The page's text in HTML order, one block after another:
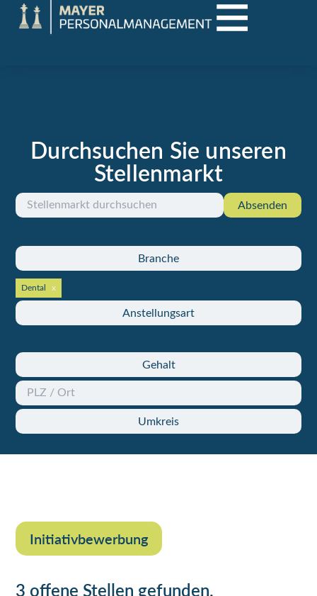
Durchsuchen Sie unseren
Stellenmarkt
Absenden
Branche
Dental
Anstellungsart
Gehalt
Umkreis
Initiativbewerbung
3 offene Stellen gefunden.